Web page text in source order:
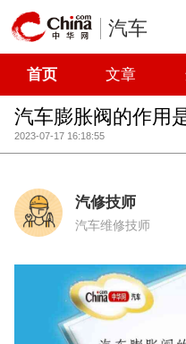
汽车
首页 文章
汽车膨胀阀的作用
2023-07-17 16:18:55
汽修技师
汽车维修技师